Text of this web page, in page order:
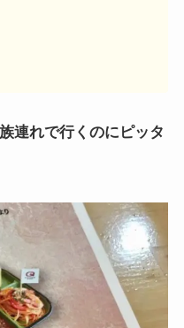
連れで行くのにピッタ